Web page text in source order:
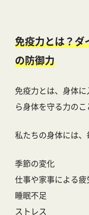
免疫力とは？ダ
の防御力
免疫力とは、身体
ら身体を守る力のこ
私たちの身体には、
季節の変化
仕事や家事による疲
睡眠不足
ストレス